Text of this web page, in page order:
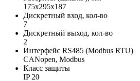
175х295х187
Дискретный вход, кол-во
7
Дискретный выход, кол-во
2
Интерфейс RS485 (Modbus RTU)
CANopen, Modbus
Класс защиты
IP 20